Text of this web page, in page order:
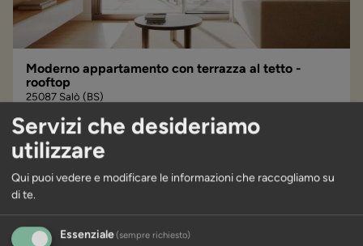
Moderno appartamento con terrazza al tetto -
rooftop
25087 Salò (BS)
Vani Piano
45,59 m 62 m
Acquistare 700.800 €
Servizi che desideriamo
utilizzare
Qui puoi vedere e modificare le informazioni che raccogliamo su
di te.
Essenziale(sempre richiesto)